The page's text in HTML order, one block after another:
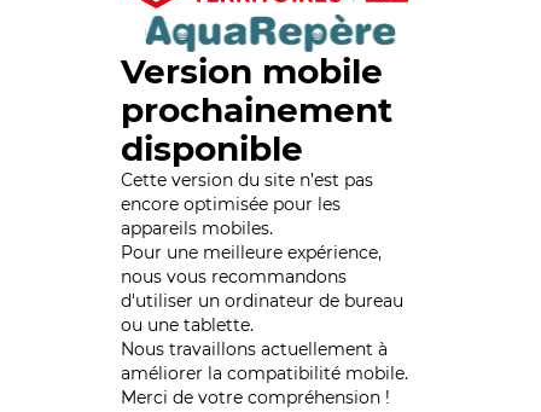
Version mobile
prochainement
disponible
Cette version du site n’est pas
encore optimisée pour les
appareils mobiles.
Pour une meilleure expérience,
nous vous recommandons
d'utiliser un ordinateur de bureau
ou une tablette.
Nous travaillons actuellement à
améliorer la compatibilité mobile.
Merci de votre compréhension !